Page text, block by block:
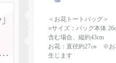
＜お花トートバッグ
○サイズ：バッグ本体
含む場合、縦約43cm
お花：直径約27㎝ ※お
生じます